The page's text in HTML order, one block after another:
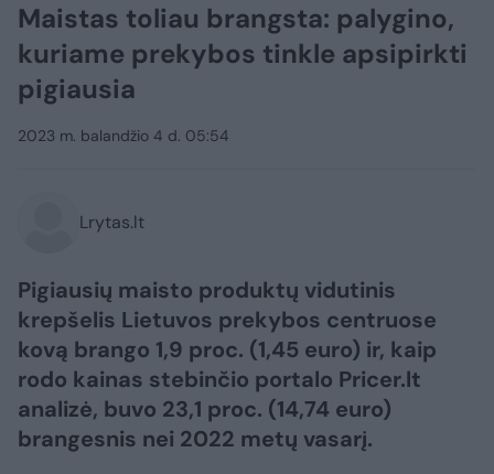
Maistas toliau brangsta: palygino,
kuriame prekybos tinkle apsipirkti
pigiausia
2023 m. balandžio 4 d. 05:54
Lrytas.lt
Pigiausių maisto produktų vidutinis
krepšelis Lietuvos prekybos centruose
kovą brango 1,9 proc. (1,45 euro) ir, kaip
rodo kainas stebinčio portalo Pricer.lt
analizė, buvo 23,1 proc. (14,74 euro)
brangesnis nei 2022 metų vasarį.